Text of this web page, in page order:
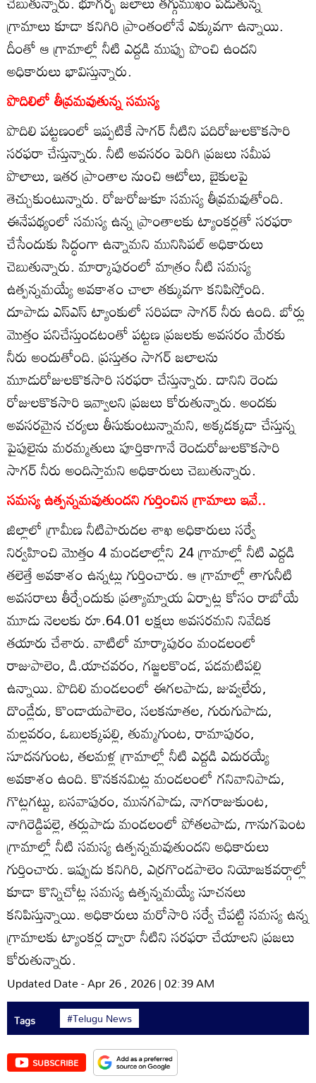
గ్రామాలు కూడా కనిగిరి ప్రాంతంలోనే ఎక్కువగా ఉన్నాయి.
దీంతో ఆ గ్రామాల్లో నీటి ఎద్దడి ముప్పు పొంచి ఉందని
అధికారులు భావిస్తున్నారు.
పొదిలిలో తీవ్రమవుతున్న సమస్య
పొదిలి పట్టణంలో ఇప్పటికే సాగర్‌ నీటిని పదిరోజులకొకసారి
సరఫరా చేస్తున్నారు. నీటి అవసరం పెరిగి ప్రజలు సమీప
పొలాలు, ఇతర ప్రాంతాల నుంచి ఆటోలు, బైకులపై
తెచ్చుకుంటున్నారు. రోజురోజుకూ సమస్య తీవ్రమవుతోంది.
ఈనేపథ్యంలో సమస్య ఉన్న ప్రాంతాలకు ట్యాంకర్లతో సరఫరా
చేసేందుకు సిద్ధంగా ఉన్నామని మునిసిపల్‌ అధికారులు
చెబుతున్నారు. మార్కాపురంలో మాత్రం నీటి సమస్య
ఉత్పన్నమయ్యే అవకాశం చాలా తక్కువగా కనిపిస్తోంది.
దూపాడు ఎస్‌ఎస్‌ ట్యాంకులో సరిపడా సాగర్‌ నీరు ఉంది. బోర్లు
మొత్తం పనిచేస్తుండటంతో పట్టణ ప్రజలకు అవసరం మేరకు
నీరు అందుతోంది. ప్రస్తుతం సాగర్‌ జలాలను
మూడురోజులకొకసారి సరఫరా చేస్తున్నారు. దానిని రెండు
రోజులకొకసారి ఇవ్వాలని ప్రజలు కోరుతున్నారు. అందకు
అవసరమైన చర్యలు తీసుకుంటున్నామని, అక్కడక్కడా చేస్తున్న
పైపులైను మరమ్మతులు పూర్తికాగానే రెండురోజులకొకసారి
సాగర్‌ నీరు అందిస్తామని అధికారులు చెబుతున్నారు.
సమస్య ఉత్పన్నమవుతుందని గుర్తించిన గ్రామాలు ఇవే..
జిల్లాలో గ్రామీణ నీటిపారుదల శాఖ అధికారులు సర్వే
నిర్వహించి మొత్తం 4 మండలాల్లోని 24 గ్రామాల్లో నీటి ఎద్దడి
తలెత్తే అవకాశం ఉన్నట్లు గుర్తించారు. ఆ గ్రామాల్లో తాగునీటి
అవసరాలు తీర్చేందుకు ప్రత్యామ్నాయ ఏర్పాట్ల కోసం రాబోయే
మూడు నెలలకు రూ.64.01 లక్షలు అవసరమని నివేదిక
తయారు చేశారు. వాటిలో మార్కాపురం మండలంలో
రాజుపాలెం, డి.యాచవరం, గజ్జలకొండ, పడమటిపల్లి
ఉన్నాయి. పొదిలి మండలంలో ఈగలపాడు, జువ్వలేరు,
దొండ్లేరు, కొండాయపాలెం, సలకనూతల, గురుగుపాడు,
మల్లవరం, ఓబులక్కపల్లి, తుమ్మగుంట, రామాపురం,
సూదనగుంట, తలమళ్ల గ్రామాల్లో నీటి ఎద్దడి ఎదురయ్యే
అవకాశం ఉంది. కొనకనమిట్ల మండలంలో గనివానిపాడు,
గొట్లగట్టు, బసవాపురం, మునగపాడు, నాగరాజుకుంట,
నాగిరెడ్డిపల్లె, తర్లుపాడు మండలంలో పోతలపాడు, గానుగపెంట
గ్రామాల్లో నీటి సమస్య ఉత్పన్నమవుతుందని అధికారులు
గుర్తించారు. ఇప్పుడు కనిగిరి, ఎర్రగొండపాలెం నియోజకవర్గాల్లో
కూడా కొన్నిచోట్ల సమస్య ఉత్పన్నమయ్యే సూచనలు
కనిపిస్తున్నాయి. అధికారులు మరోసారి సర్వే చేపట్టి సమస్య ఉన్న
గ్రామాలకు ట్యాంకర్ల ద్వారా నీటిని సరఫరా చేయాలని ప్రజలు
కోరుతున్నారు.
Updated Date - Apr 26 , 2026 | 02:39 AM
Tags #Telugu News
SUBSCRIBE